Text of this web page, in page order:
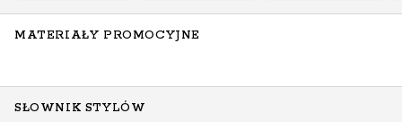
MATERIAŁY PROMOCYJNE
SŁOWNIK STYLÓW